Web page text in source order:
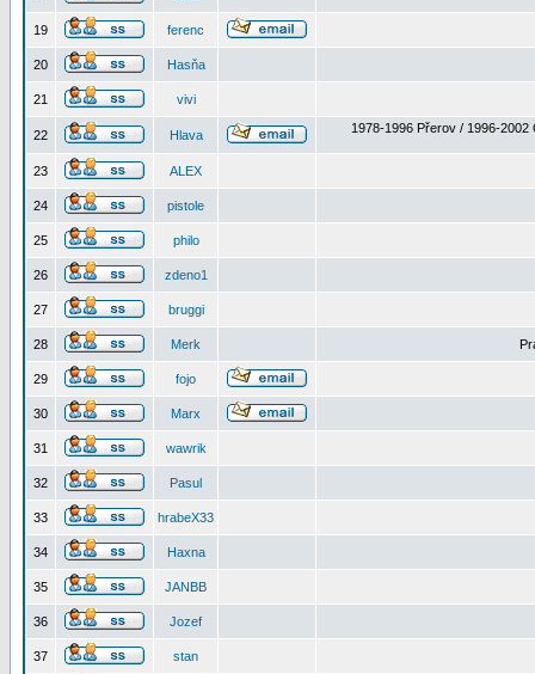
19 ferenc
20 Hasňa
21 vivi
22 Hlava 1978-1996 Přerov / 1996-2002
23 ALEX
24 pistole
25 philo
26 zdeno1
27 bruggi
28 Merk
29 fojo
30 Marx
31 wawrik
32 Pasul
33 hrabeX33
34 Haxna
35 JANBB
36 Jozef
37 stan